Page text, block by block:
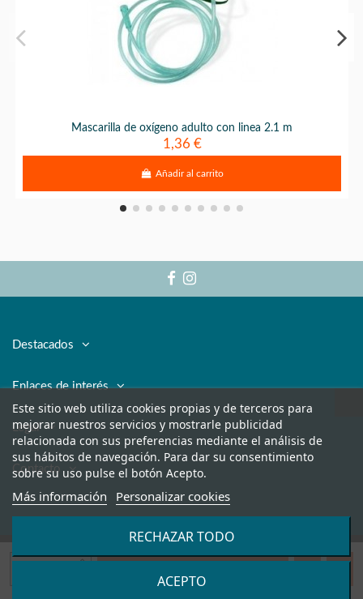
Mascarilla de oxígeno adulto con linea 2.1 m
1,36 €
Añadir al carrito
Destacados
Enlaces de interés
Legal
Contacto
Este sitio web utiliza cookies propias y de terceros para
mejorar nuestros servicios y mostrarle publicidad
relacionada con sus preferencias mediante el análisis de
sus hábitos de navegación. Para dar su consentimiento
sobre su uso pulse el botón Acepto.
Más información Personalizar cookies
RECHAZAR TODO
ACEPTO